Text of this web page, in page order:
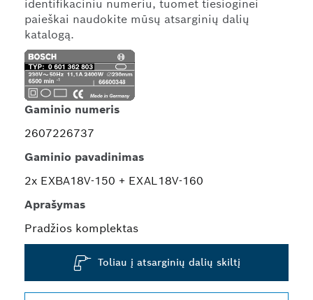
identifikaciniu numeriu, tuomet tiesioginei
paieškai naudokite mūsų atsarginių dalių
katalogą.
Gaminio numeris
2607226737
Gaminio pavadinimas
2x EXBA18V-150 + EXAL18V-160
Aprašymas
Pradžios komplektas
Toliau į atsarginių dalių skiltį